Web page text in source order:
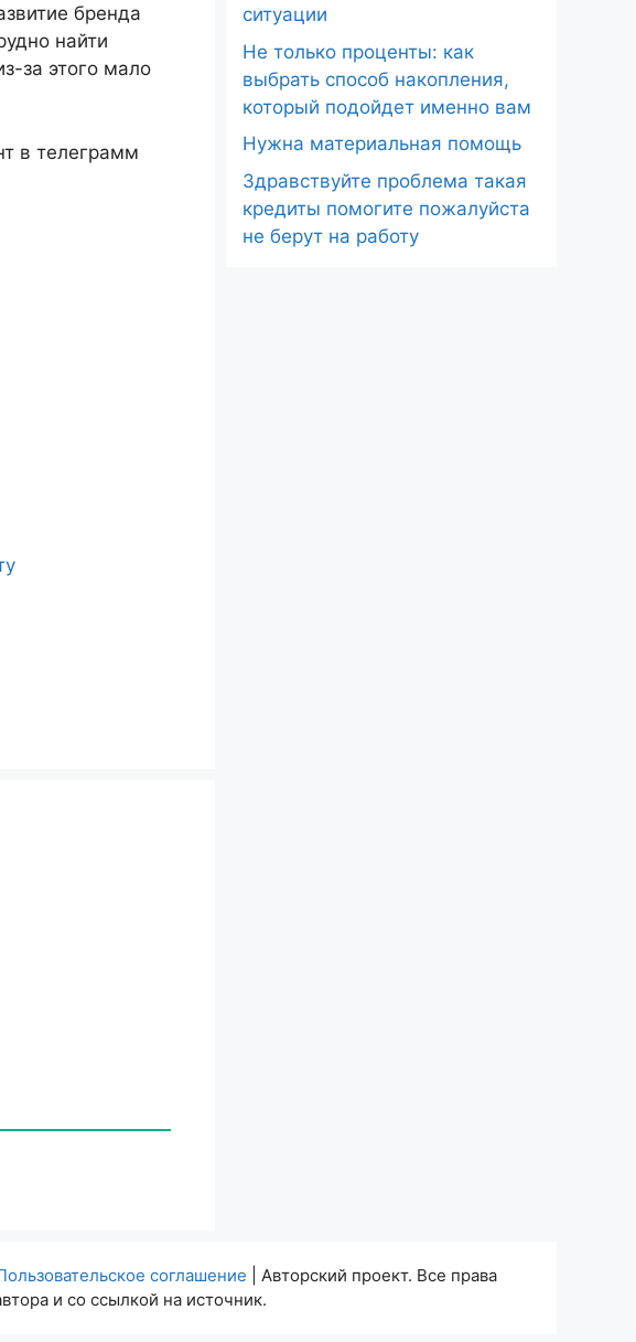
бренда
найти
за этого мало
в телеграмм
ситуации
Не только проценты: как
выбрать способ накопления,
который подойдет именно вам
Нужна материальная помощь
Здравствуйте проблема такая
кредиты помогите пожалуйста
не берут на работу
соглашение | Авторский проект. Все права
и со ссылкой на источник.